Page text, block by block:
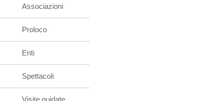
Associazioni
Proloco
Enti
Spettacoli
Visite guidate